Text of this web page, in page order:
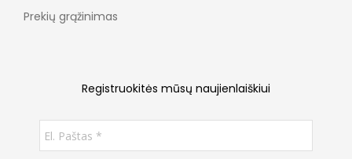
Prekių grąžinimas
Registruokitės mūsų naujienlaiškiui